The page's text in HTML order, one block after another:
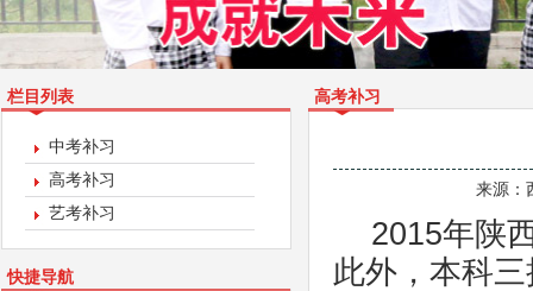
栏目列表
中考补习
高考补习
艺考补习
快捷导航
高考补习
来源：
2015年陕
此外，本科